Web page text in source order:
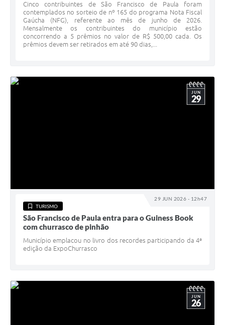
Cinco contribuintes de São Francisco de Paula foram
contemplados no sorteio de nº 165 do programa Nota Fiscal
Gaúcha (NFG), referente ao mês de junho de 2026.
Mensalmente os contribuintes do município estão
concorrendo a 5 prêmios no valor de R$ 500,00 cada. Os
prêmios devem ser retirados em até 90 dias,...
29 JUN 2026 - 12h47
JUN
29
TURISMO
São Francisco de Paula entra para o Guiness Book
com churrasco de pinhão
Município emplacou no livro dos recordes participando da 4ª
edição da ExpoChurrasco
JUN
26